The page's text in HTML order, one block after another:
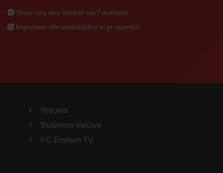
Stuur ons een bericht via Facebook
Importeer alle wedstrijden in je agenda!
Nieuws
Business nieuws
FC Emmen TV